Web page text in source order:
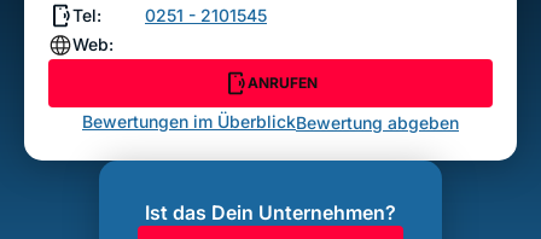
Tel:
0251 - 2101545
Web:
ANRUFEN
Bewertungen im ÜberblickBewertung abgeben
Ist das Dein Unternehmen?